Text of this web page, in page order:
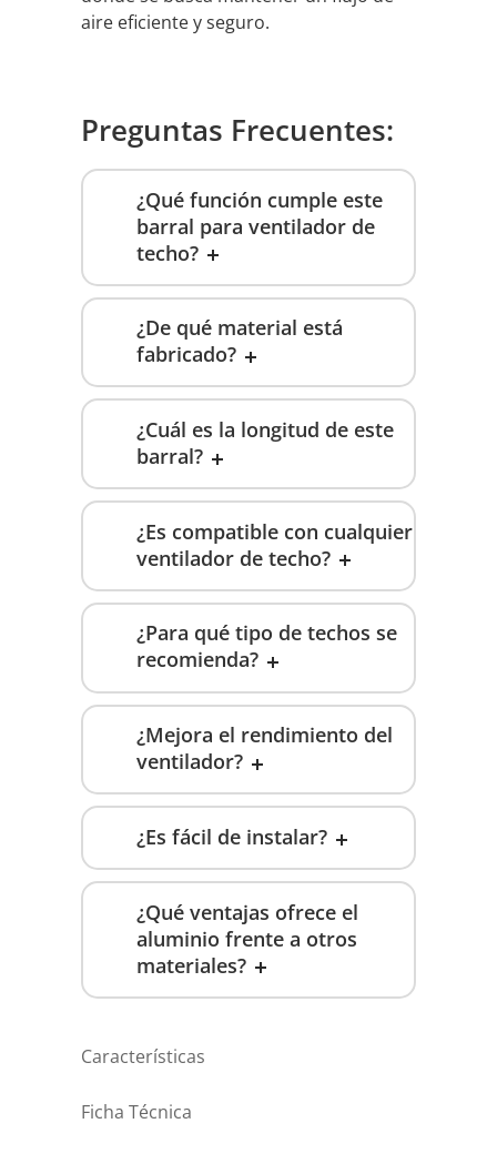
aire eficiente y seguro.
Preguntas Frecuentes:
¿Qué función cumple este
barral para ventilador de
techo?
¿De qué material está
fabricado?
¿Cuál es la longitud de este
barral?
¿Es compatible con cualquier
ventilador de techo?
¿Para qué tipo de techos se
recomienda?
¿Mejora el rendimiento del
ventilador?
¿Es fácil de instalar?
¿Qué ventajas ofrece el
aluminio frente a otros
materiales?
Características
Ficha Técnica